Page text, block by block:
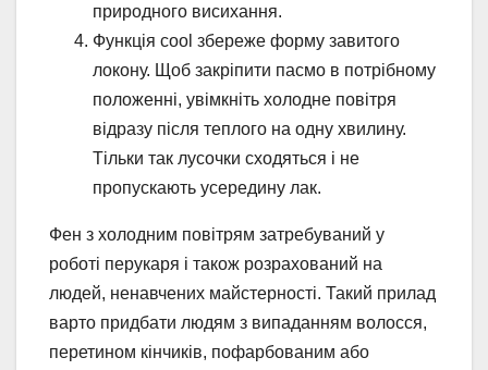
природного висихання.
Функція cool збереже форму завитого
локону. Щоб закріпити пасмо в потрібному
положенні, увімкніть холодне повітря
відразу після теплого на одну хвилину.
Тільки так лусочки сходяться і не
пропускають усередину лак.
Фен з холодним повітрям затребуваний у
роботі перукаря і також розрахований на
людей, ненавчених майстерності. Такий прилад
варто придбати людям з випаданням волосся,
перетином кінчиків, пофарбованим або